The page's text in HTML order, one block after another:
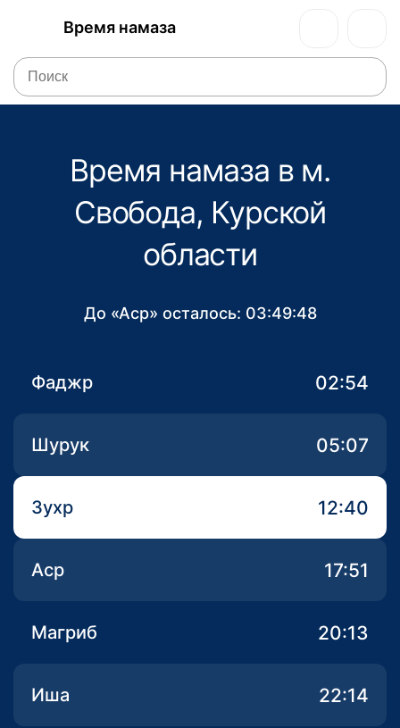
Время намаза
Время намаза в м.
Свобода, Курской
области
До «Аср» осталось: 03:49:48
Фаджр 02:54
Шурук 05:07
Зухр 12:40
Аср 17:51
Магриб 20:13
Иша 22:14